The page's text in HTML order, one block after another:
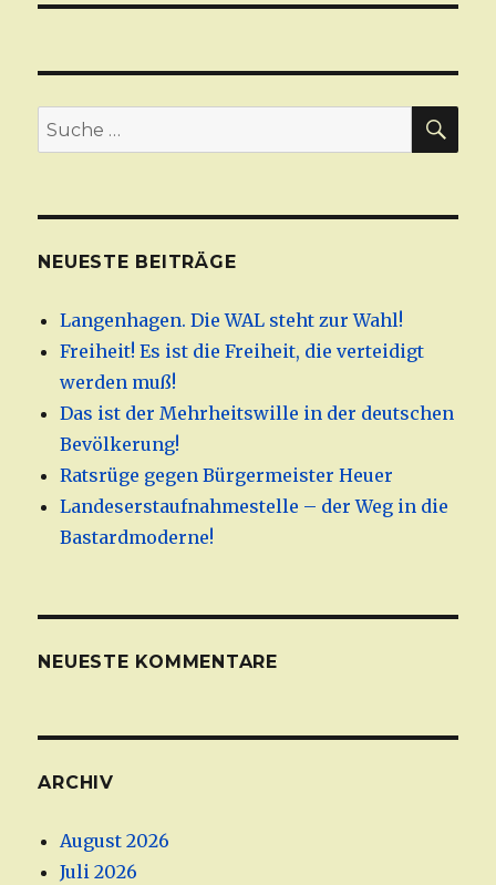
Suche
nach:
NEUESTE BEITRÄGE
Langenhagen. Die WAL steht zur Wahl!
Freiheit! Es ist die Freiheit, die verteidigt
werden muß!
Das ist der Mehrheitswille in der deutschen
Bevölkerung!
Ratsrüge gegen Bürgermeister Heuer
Landeserstaufnahmestelle – der Weg in die
Bastardmoderne!
NEUESTE KOMMENTARE
ARCHIV
August 2026
Juli 2026